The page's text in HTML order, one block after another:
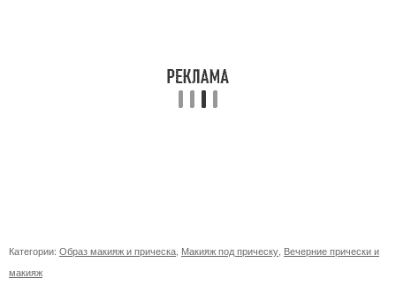
Категории: Образ макияж и прическа Макияж под прическу Вечерние прически и
макияж